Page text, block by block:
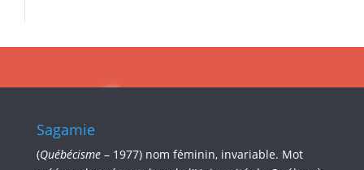
Sagamie
(Québécisme – 1977) nom féminin, invariable. Mot